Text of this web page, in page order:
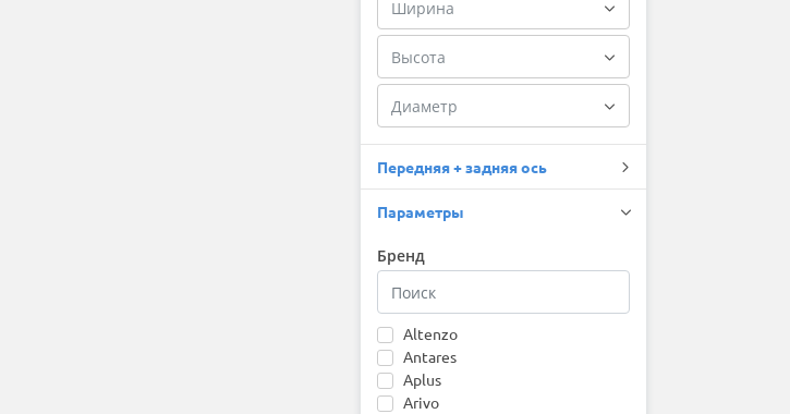
Передняя + задняя ось
Параметры
Бренд
Altenzo
Antares
Aplus
Arivo